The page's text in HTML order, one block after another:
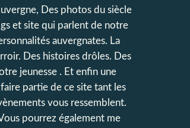
Des photos du siècle
et site qui parlent de notre
auvergnates. La
Des histoires drôles. Des
jeunesse . Et enfin une
partie de ce site tant les
vous ressemblent.
pourrez également me